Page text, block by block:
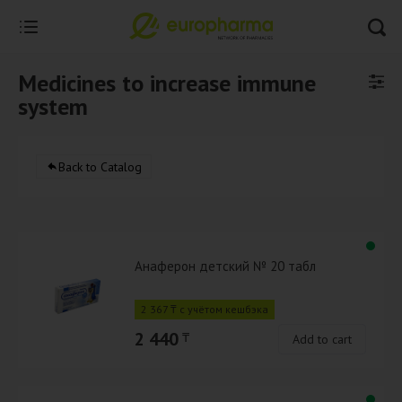
Medicines to increase immune
system
Back to Catalog
Анаферон детский № 20 табл
2 367 ₸ с учётом кешбэка
2 440 ₸ Add to cart